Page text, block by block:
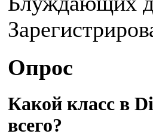
Опрос
Какой класс в
всего?